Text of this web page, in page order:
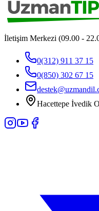
İletişim Merkezi (09.00 -
0(312) 911 37 15
0(850) 302 67 15
Hacettepe İvedik